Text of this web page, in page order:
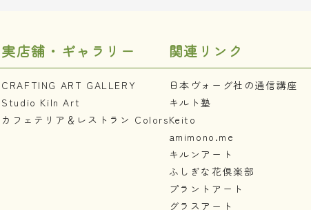
実店舗・ギャラリー
CRAFTING ART GALLERY
Studio Kiln Art
カフェテリア＆レストラン Colors
関連リンク
日本ヴォーグ社の通信講座
キルト塾
Keito
amimono.me
キルンアート
ふしぎな花倶楽部
プラントアート
グラスアート